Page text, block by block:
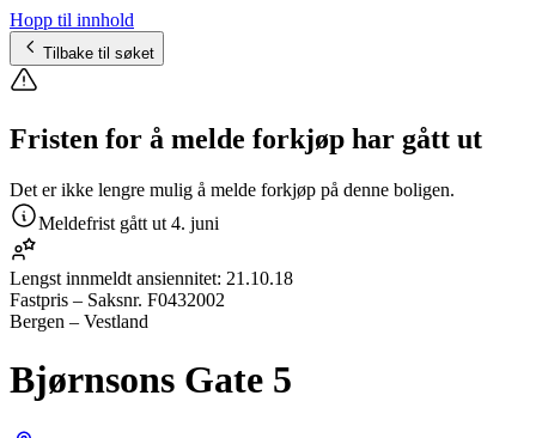
Hopp til innhold
Tilbake til søket
Fristen for å melde forkjøp har gått ut
Det er ikke lengre mulig å melde forkjøp på denne boligen.
Meldefrist gått ut 4. juni
Lengst innmeldt ansiennitet: 21.10.18
Fastpris – Saksnr. F0432002
Bergen – Vestland
Bjørnsons Gate 5